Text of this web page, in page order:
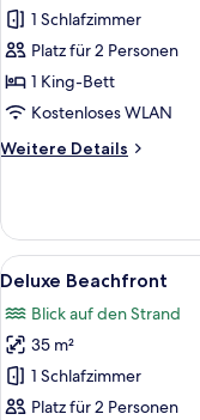
Suite
Beachfront
anzeigen
1 Schlafzimmer
Platz für 2 Personen
1 King-Bett
Kostenloses WLAN
Weitere Details
Weitere
Suite
Beachfront
Alle
Fotos
für
Deluxe
Beachfront
anzeigen
10
Deluxe Beachfront
Blick auf den Strand
35 m²
1 Schlafzimmer
Platz für 2 Personen